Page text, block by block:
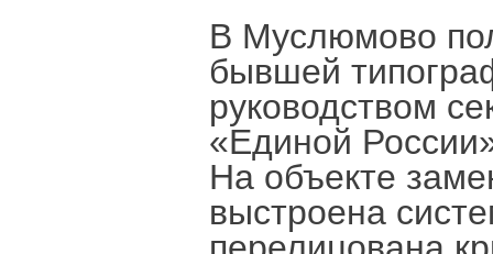
В Муслюмово
бывшей
руководством
«Единой
На объекте
выстроена